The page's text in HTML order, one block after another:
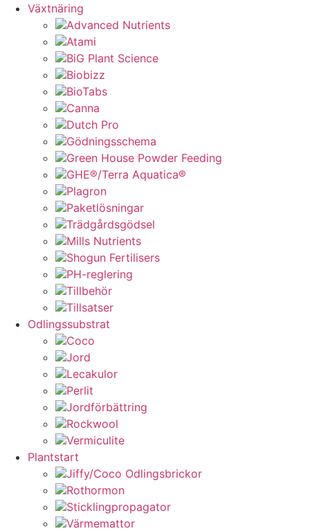
Växtnäring
Advanced Nutrients
Atami
BiG Plant Science
Biobizz
BioTabs
Canna
Dutch Pro
Gödningsschema
Green House Powder Feeding
GHE®/Terra Aquatica®
Plagron
Paketlösningar
Trädgårdsgödsel
Mills Nutrients
Shogun Fertilisers
PH-reglering
Tillbehör
Tillsatser
Odlingssubstrat
Coco
Jord
Lecakulor
Perlit
Jordförbättring
Rockwool
Vermiculite
Plantstart
Jiffy/Coco Odlingsbrickor
Rothormon
Sticklingpropagator
Värmemattor